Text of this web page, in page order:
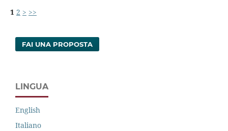
1 2 > >>
FAI UNA PROPOSTA
LINGUA
English
Italiano